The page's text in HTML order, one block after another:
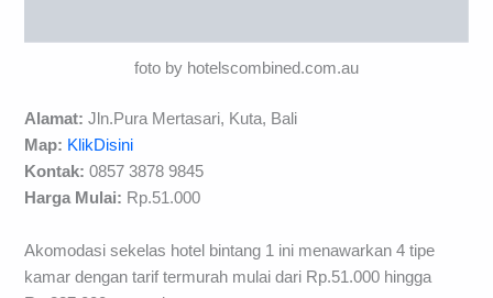
foto by hotelscombined.com.au
Alamat: Jln.Pura Mertasari, Kuta, Bali
Map: KlikDisini
Kontak: 0857 3878 9845
Harga Mulai: Rp.51.000
Akomodasi sekelas hotel bintang 1 ini menawarkan 4 tipe
kamar dengan tarif termurah mulai dari Rp.51.000 hingga